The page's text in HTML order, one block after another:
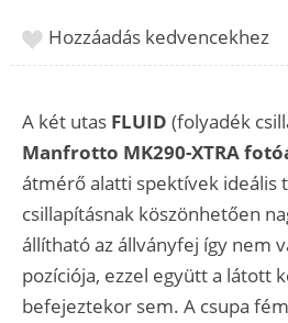
Hozzáadás kedvencekhez
A két utas FLUID (folyadék
Manfrotto MK290-XTRA
átmérő alatti spektívek ideális
csillapításnak köszönhetően
állítható az állványfej így nem
pozíciója, ezzel együtt a látott
befejeztekor sem. A csupa